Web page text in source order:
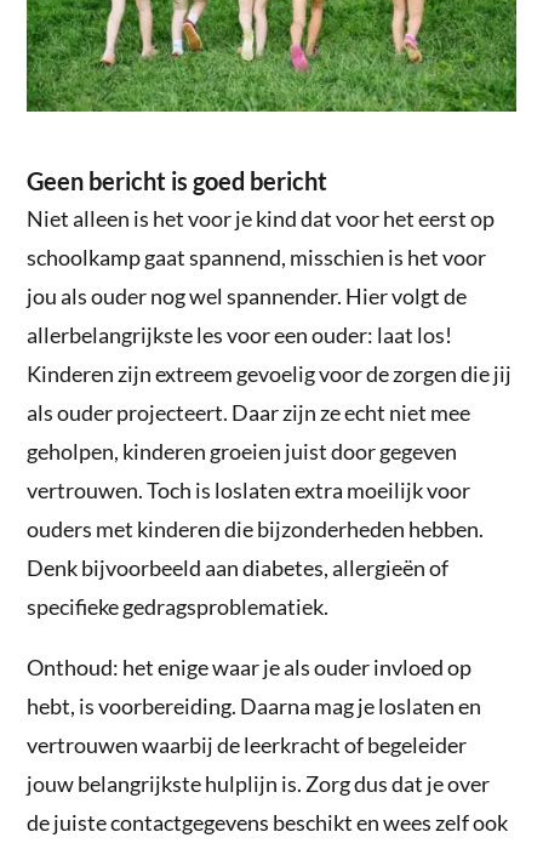
Geen bericht is goed bericht
Niet alleen is het voor je kind dat voor het eerst op
schoolkamp gaat spannend, misschien is het voor
jou als ouder nog wel spannender. Hier volgt de
allerbelangrijkste les voor een ouder: laat los!
Kinderen zijn extreem gevoelig voor de zorgen die jij
als ouder projecteert. Daar zijn ze echt niet mee
geholpen, kinderen groeien juist door gegeven
vertrouwen. Toch is loslaten extra moeilijk voor
ouders met kinderen die bijzonderheden hebben.
Denk bijvoorbeeld aan diabetes, allergieën of
specifieke gedragsproblematiek.
Onthoud: het enige waar je als ouder invloed op
hebt, is voorbereiding. Daarna mag je loslaten en
vertrouwen waarbij de leerkracht of begeleider
jouw belangrijkste hulplijn is. Zorg dus dat je over
de juiste contactgegevens beschikt en wees zelf ook